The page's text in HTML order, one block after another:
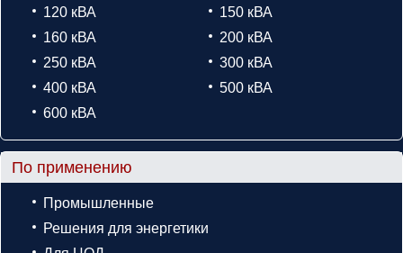
120 кВА
150 кВА
160 кВА
200 кВА
250 кВА
300 кВА
400 кВА
500 кВА
600 кВА
По применению
Промышленные
Решения для энергетики